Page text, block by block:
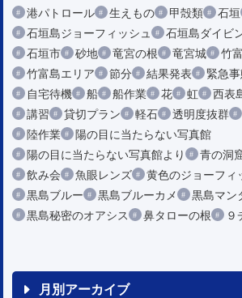
港パトロール
生えもの 甲殻類 石垣
石垣島ジョーフィッシュ
石垣島ダイビ
石垣市
砂地 竜宮の根 竜宮城 竹
竹富島エリア
節分 結果発表 緊急
自宅待機
船 船作業 花 虹 西表
講習
貸切プラン 軽石 透明度抜群
陸作業
陽の目に当たらない写真館
陽の目に当たらない写真館より
青の洞
飲み会
魚眼レンズ 黄色のジョーフィ
黒島ブルー
黒島ブルーカメ
黒島マン
黒島秘密のオアシス
鼻タローの根 ９
月別アーカイブ